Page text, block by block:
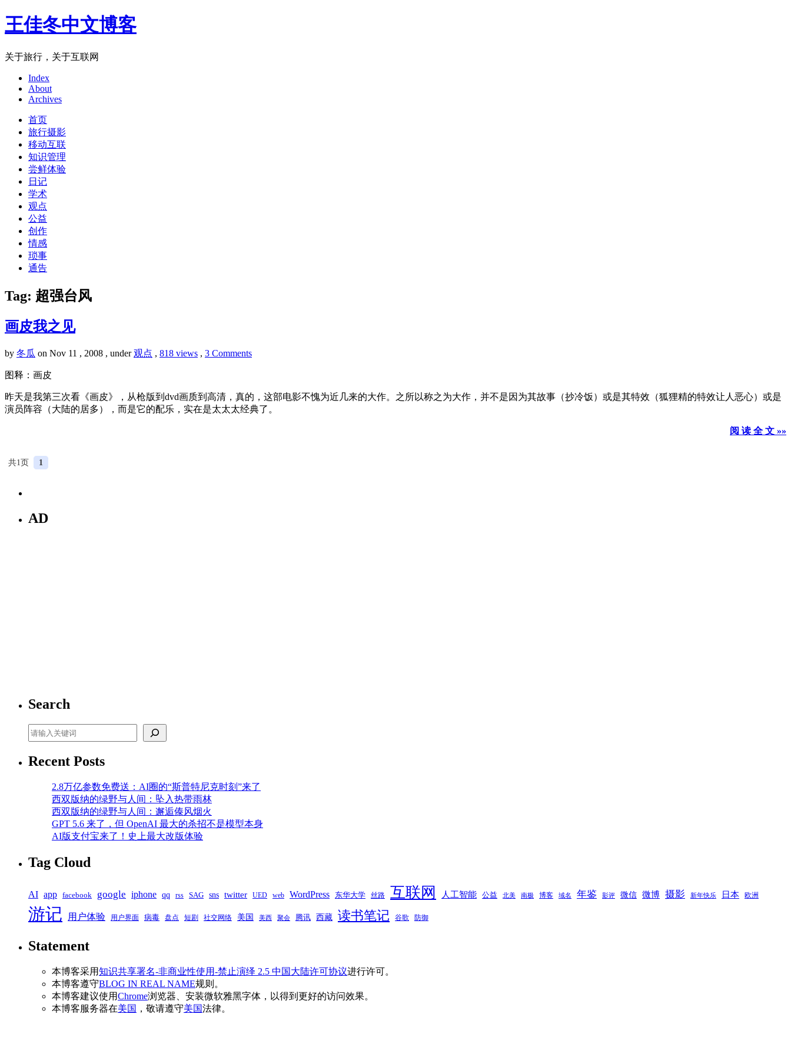
王佳冬中文博客
关于旅行，关于互联网
Index
About
Archives
首页
旅行摄影
移动互联
知识管理
尝鲜体验
日记
学术
观点
公益
创作
情感
琐事
通告
Tag: 超强台风
画皮我之见
by 冬瓜 on Nov 11 , 2008 , under观点 , 818 views , 3 Comments
图释：画皮
昨天是我第三次看《画皮》，从枪版到dvd画质到高清，真的，这部电影不愧为近几来的大作。之所以称之为大作，并不是因为其故事（抄冷饭）或是其特效（狐狸精的特效让人恶心）或是
演员阵容（大陆的居多），而是它的配乐，实在是太太太经典了。
阅 读 全 文 »»
共1页 1
AD
Search
Search
Recent Posts
2.8万亿参数免费送：AI圈的“斯普特尼克时刻”来了
西双版纳的绿野与人间：坠入热带雨林
西双版纳的绿野与人间：邂逅傣风烟火
GPT 5.6 来了，但 OpenAI 最大的杀招不是模型本身
AI版支付宝来了！史上最大改版体验
Tag Cloud
AI app facebook google iphone qq rss SAG sns twitter UED web WordPress 东华大学 丝路 互联网 人工智能 公益 北美 南极 博客 域名 年鉴 影评 微信 微博 摄影 新年快乐 日本 欧洲
游记 用户体验 用户界面 病毒 盘点 短剧 社交网络 美国 美西 聚会 腾讯 西藏 读书笔记 谷歌 防御
Statement
本博客采用知识共享署名-非商业性使用-禁止演绎 2.5 中国大陆许可协议进行许可。
本博客遵守BLOG IN REAL NAME规则。
本博客建议使用Chrome浏览器、安装微软雅黑字体，以得到更好的访问效果。
本博客服务器在美国 ，敬请遵守美国法律。